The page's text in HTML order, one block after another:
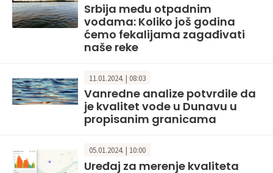
Srbija među otpadnim
vodama: Koliko još godina
ćemo fekalijama zagađivati
naše reke
11.01.2024. | 08:03
Vanredne analize potvrdile da
je kvalitet vode u Dunavu u
propisanim granicama
05.01.2024. | 10:00
Uređaj za merenje kvaliteta